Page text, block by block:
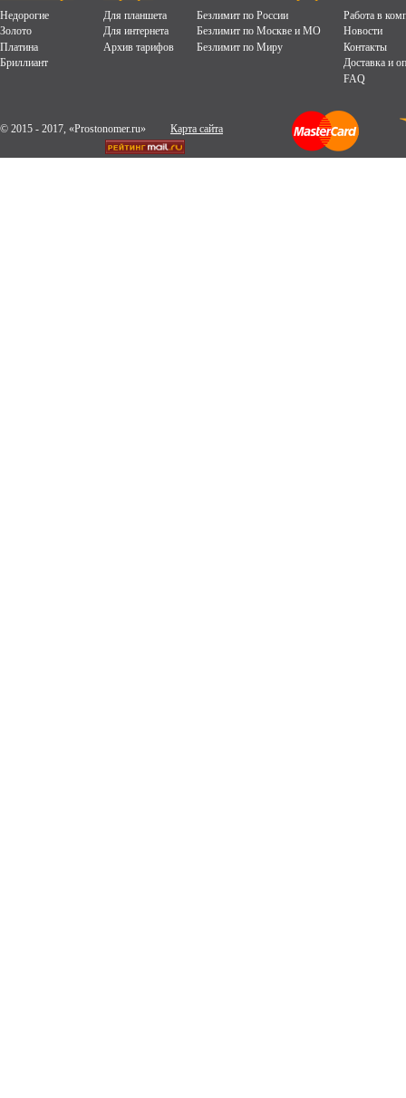
Недорогие
Золото
Платина
Бриллиант
Для планшета
Для интернета
Архив тарифов
Безлимит по России
Безлимит по Москве и МО
Безлимит по Миру
Работа в
Новости
Контакты
Доставка и
FAQ
© 2015 - 2017, «Prostonomer.ru» Карта сайта